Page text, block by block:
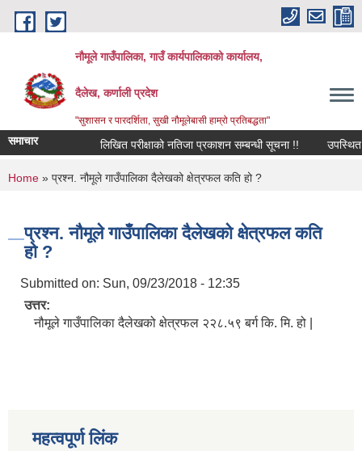
Skip to main content
नौमूले गाउँपालिका, गाउँ कार्यपालिकाको कार्यालय,
दैलेख, कर्णाली प्रदेश
"सुशासन र पारदर्शिता, सुखी नौमूलेबासी हाम्रो प्रतिबद्धता"
समाचार लिखित परीक्षाको नतिजा प्रकाशन सम्बन्धी सूचना !! उपस्थित भई
You are here
Home » प्रश्न. नौमूले गाउँपालिका दैलेखको क्षेत्रफल कति हो ?
प्रश्न. नौमूले गाउँपालिका दैलेखको क्षेत्रफल कति
हो ?
Submitted on: Sun, 09/23/2018 - 12:35
उत्तर:
नौमूले गाउँपालिका दैलेखको क्षेत्रफल २२८.५९ बर्ग कि. मि. हो |
महत्वपूर्ण लिंक